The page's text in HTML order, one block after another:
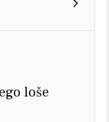
loše